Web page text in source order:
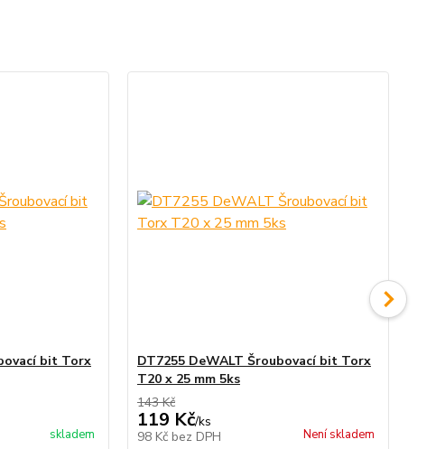
bit Torx
skladem
DT7255 DeWALT Šroubovací bit Torx
T20 x 25 mm 5ks
143 Kč
119 Kč/ks
98 Kč bez DPH Není skladem